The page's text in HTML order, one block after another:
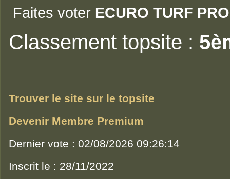
Faites voter ECURO TURF
Classement topsite :
Trouver le site sur le topsite
Devenir Membre Premium
Dernier vote : 02/08/2026 09:26:14
Inscrit le : 28/11/2022